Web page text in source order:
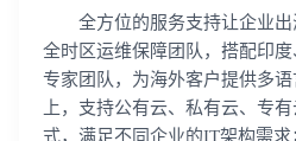
全方位的服务支持让企业出
全时区运维保障团队，搭配印
专家团队，为海外客户提供多
上，支持公有云、私有云、专
式，满足不同企业的IT架构需求